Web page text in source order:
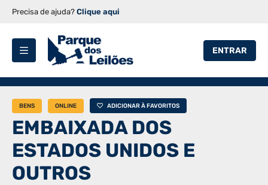
Precisa de ajuda? Clique aqui
ENTRAR
BENS ONLINE ADICIONAR À FAVORITOS
EMBAIXADA DOS
ESTADOS UNIDOS E
OUTROS